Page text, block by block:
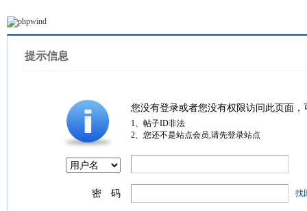
提示信息
您没有登录或者您没有权限访问此页面
1、帖子ID非法
2、您还不是站点会员,请先登录站点
密 码 找